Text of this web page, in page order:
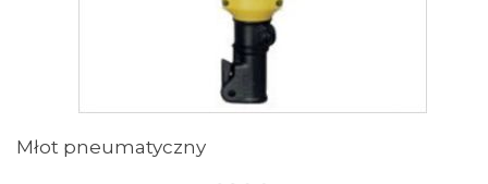
Młot pneumatyczny